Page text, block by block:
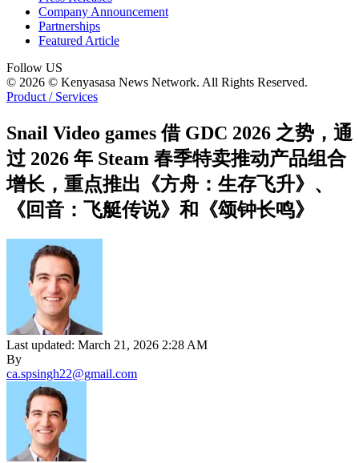
Company Announcement
Partnerships
Featured Article
Follow US
© 2026 © Kenyasasa News Network. All Rights Reserved.
Product / Services
Snail Video games 借 GDC 2026 之势，通
过 2026 年 Steam 春季特卖推动产品组合
增长，重点推出《方舟：生存飞升》、
《回音：飞艇传说》和《颂钟长鸣》
Last updated: March 21, 2026 2:28 AM
By
ca.spsingh22@gmail.com